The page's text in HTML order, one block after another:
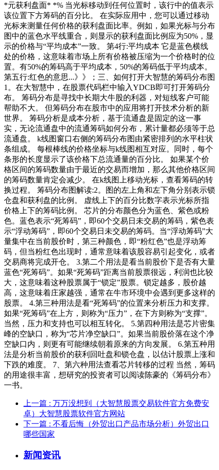
*元获利盘面* *% 当光标移动到任何位置时，该行中的值表示
该位置下方筹码的百分比。 在实际应用中，您可以通过移动
光标来测量任何价格的获利盘面比率。例如，如果光标与分布
图中的蓝色水平线重合，则显示的获利盘面比例应为50%，显
示的价格与“平均成本”一致。 第4行:平均成本 它是蓝色横线
处的价格，这意味着市场上所有价格被压缩为一个价格时的位
置。有50%的筹码高于平均成本，50%的筹码低于平均成本。
第五行:红色的意思...》》；三、如何打开大智慧的筹码分布图
1。在大智慧中，在股票代码栏中输入YDCB即可打开筹码分
布。 筹码分布是寻找中长期大牛股的利器，对短线客户可能
帮助不大。 但筹码分布在股市中的应用将打开技术分析的新
世界。 筹码分析是成本分析，基于流通盘是固定的这一事
实，无论流通盘中的流通筹码如何分布，累计量都必须等于总
流通盘。 k线图窗口右侧的筹码分布图由紧密排列的水平柱状
条组成。 每根棒线的价格坐标与k线图相互对应。同时，每个
条形的长度显示了该价格下总流通量的百分比。 如果某个价
格区间的筹码数量由于最近的交易而增加，那么其他价格区间
的筹码数量肯定会减少。 在k线图上移动光标，查看筹码的转
换过程。 筹码分布图解读:2。图的左上角和左下角分别表示锁
仓盘和获利盘的比例。 虚线上下的百分比数字表示光标所指
价格上下的筹码比例。 芯片的分布颜色分为蓝色、紫色或粉
色。蓝色表示“死筹码”，即60个交易日未交易的筹码，紫色表
示“浮动筹码”，即60个交易日未交易的筹码。当“浮动筹码”大
量集中在当前股价时，第三种颜色，即“粉红色”也是浮动筹
码，但当粉红色出现时，通常意味着该股容易引起变化，或者
交易商将完成开仓。 3.第二个用法是看当前股价下是否有大量
蓝色“死筹码”。如果“死筹码”距离当前股票很远，利润也比较
大，这意味着这种股票属于“锁定”股票。锁定越多，股价越
高，这意味着庄家越强，通常在牛市环境中会遇到更多这样的
股票。 4.第三种用法是看“死筹码”的位置来分析压力和支撑。
如果“死筹码”在上方，则称为“压力”，在下方则称为“支撑”。
当然，压力和支持也可以相互转化。 5.第四种用法是芯片密集
峰的空缺口，称为“芯片净空缺口”。如果当前股价落在这个净
空缺口内，则更有可能继续朝着原来的方向发展。 6.第五种用
法是分析当前股价的获利回吐盘和锁仓盘，以估计股票上涨和
下跌的难度。 7、第六种用法查看芯片转移的过程 当然，筹码
的用途很丰富，想研究的投资者可以阅读陈豪的《筹码分布》
一书。
上一篇 : 万万没想到（大智慧股票交易软件官方免费安
卓）大智慧股票软件官方网站
下一篇 : 不看后悔（外贸出口产品市场分析）外贸出口
哪些国家
新闻资讯